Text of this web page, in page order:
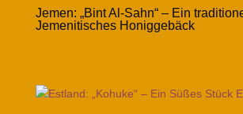
Jemen: „Bint Al-Sahn“ – Ein
Jemenitisches Honiggebäck